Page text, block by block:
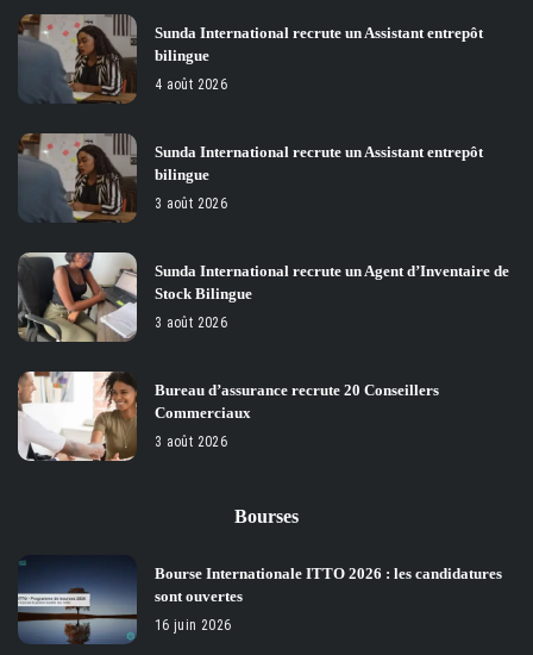
Sunda International recrute un Assistant entrepôt
bilingue
4 août 2026
Sunda International recrute un Assistant entrepôt
bilingue
3 août 2026
Sunda International recrute un Agent d’Inventaire de
Stock Bilingue
3 août 2026
Bureau d’assurance recrute 20 Conseillers
Commerciaux
3 août 2026
Bourses
Bourse Internationale ITTO 2026 : les candidatures
sont ouvertes
16 juin 2026